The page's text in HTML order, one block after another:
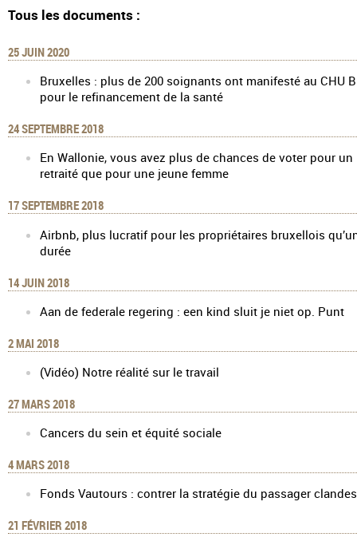
Tous les documents :
25 JUIN 2020
Bruxelles : plus de 200 soignants ont manifesté au CHU
pour le refinancement de la santé
24 SEPTEMBRE 2018
En Wallonie, vous avez plus de chances de voter pour un
retraité que pour une jeune femme
17 SEPTEMBRE 2018
Airbnb, plus lucratif pour les propriétaires bruxellois
durée
14 JUIN 2018
Aan de federale regering : een kind sluit je niet op. Punt
2 MAI 2018
(Vidéo) Notre réalité sur le travail
27 MARS 2018
Cancers du sein et équité sociale
4 MARS 2018
Fonds Vautours : contrer la stratégie du passager
21 FÉVRIER 2018